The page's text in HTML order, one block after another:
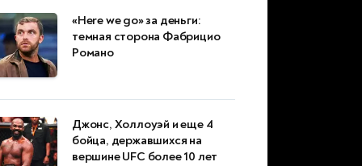
«Here we go» за деньги:
темная сторона Фабрицио
Романо
Джонс, Холлоуэй и еще 4
бойца, державшихся на
вершине UFC более 10 лет